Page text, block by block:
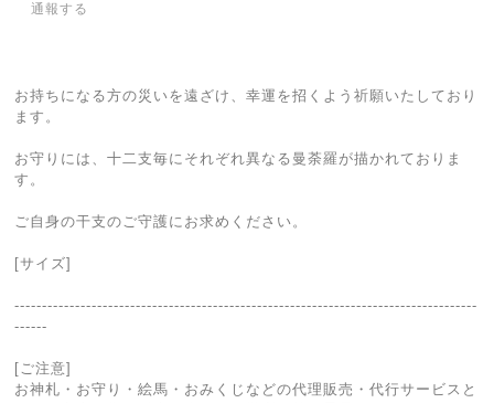
通報する
お持ちになる方の災いを遠ざけ、幸運を招くよう祈願いたしており
ます。
お守りには、十二支毎にそれぞれ異なる曼荼羅が描かれておりま
す。
ご自身の干支のご守護にお求めください。
[サイズ]
------------------------------------------------------------------------------------
------
[ご注意]
お神札・お守り・絵馬・おみくじなどの代理販売・代行サービスと